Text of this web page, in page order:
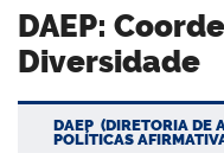
DAEP: Coordenação de Gênero e
Diversidade
DAEP (DIRETORIA DE
POLÍTICAS